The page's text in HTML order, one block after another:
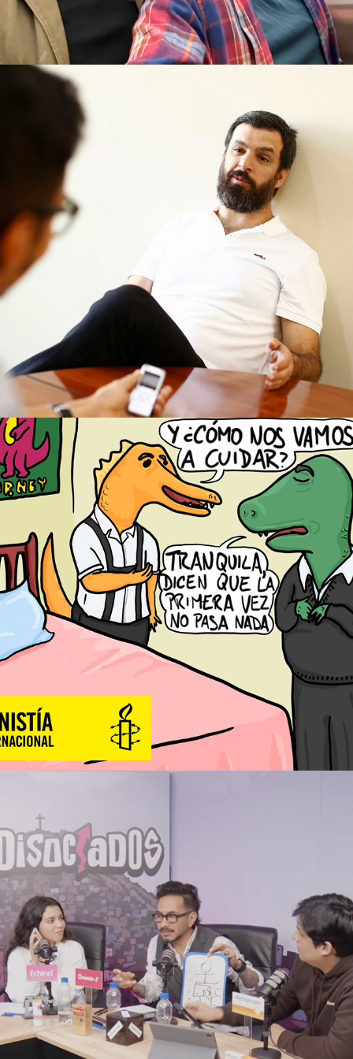
ENTREVISTA A ALBERTO MONTT
2026
LOS DINOSAURIOS DE LA
EDUCACIÓN
2026
CONDUCTOR EN DISOCIADOS